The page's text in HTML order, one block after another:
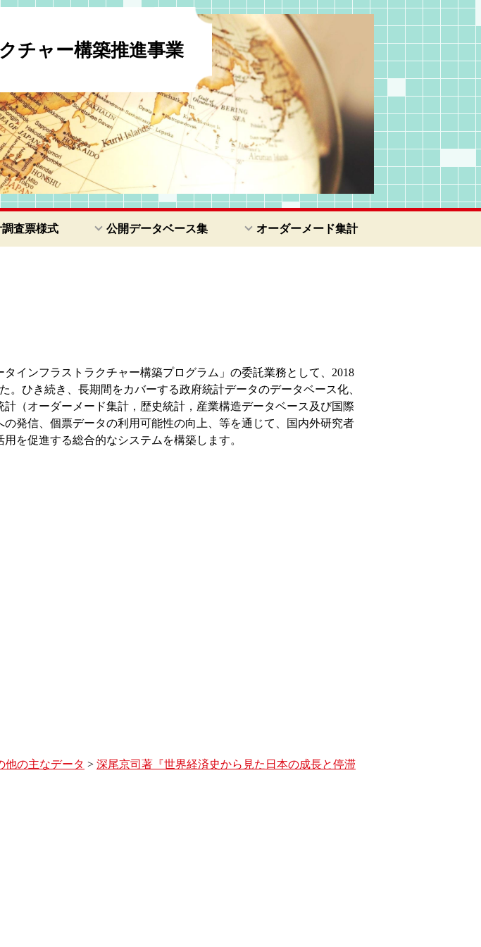
チャー構築推進事業
査票様式 公開データベース集 オーダーメード集計
インフラストラクチャー構築プログラム」の委託業務として、2018
ひき続き、長期間をカバーする政府統計データのデータベース化、
（オーダーメード集計，歴史統計，産業構造データベース及び国際
発信、個票データの利用可能性の向上、等を通じて、国内外研究者
を促進する総合的なシステムを構築します。
他の主なデータ > 深尾京司著『世界経済史から見た日本の成長と停滞